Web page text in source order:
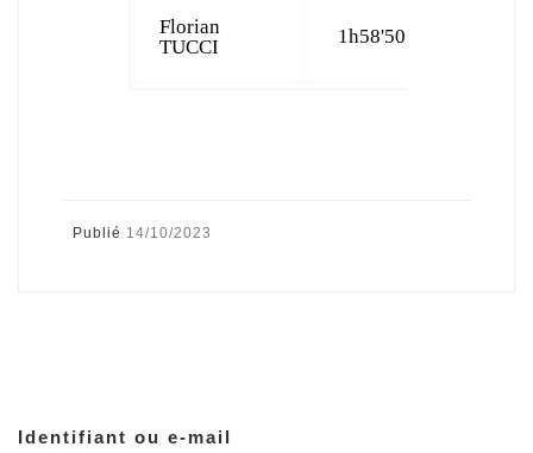
Florian
TUCCI
1h58'50
Publié 14/10/2023
Identifiant ou e-mail